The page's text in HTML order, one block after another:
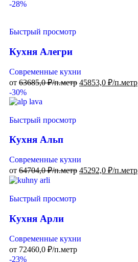
-28%
Быстрый просмотр
Кухня Алегри
Современные кухни
от 63685,0₽/п.метр 45853,0 ₽/п.метр
-30%
Быстрый просмотр
Кухня Альп
Современные кухни
от 64704,0₽/п.метр 45292,0 ₽/п.метр
Быстрый просмотр
Кухня Арли
Современные кухни
от 72460,0 ₽/п.метр
-23%